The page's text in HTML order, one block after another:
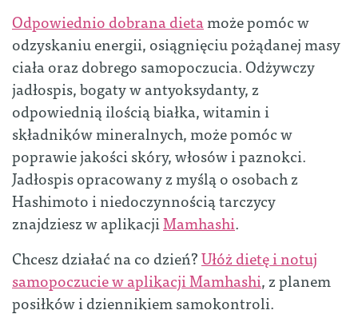
Odpowiednio dobrana dietamoże pomóc w
odzyskaniu energii, osiągnięciu pożądanej masy
ciała oraz dobrego samopoczucia. Odżywczy
jadłospis, bogaty w antyoksydanty, z
odpowiednią ilością białka, witamin i
składników mineralnych, może pomóc w
poprawie jakości skóry, włosów i paznokci.
Jadłospis opracowany z myślą o osobach z
Hashimoto i niedoczynnością tarczycy
znajdziesz w aplikacjiMamhashi.
Chcesz działać na co dzień?Ułóż dietę i notuj
samopoczucie w aplikacji Mamhashi, z planem
posiłków i dziennikiem samokontroli.